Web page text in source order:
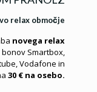
relax območje
novega relax
Smartbox,
Vodafone in
30 € na osebo.